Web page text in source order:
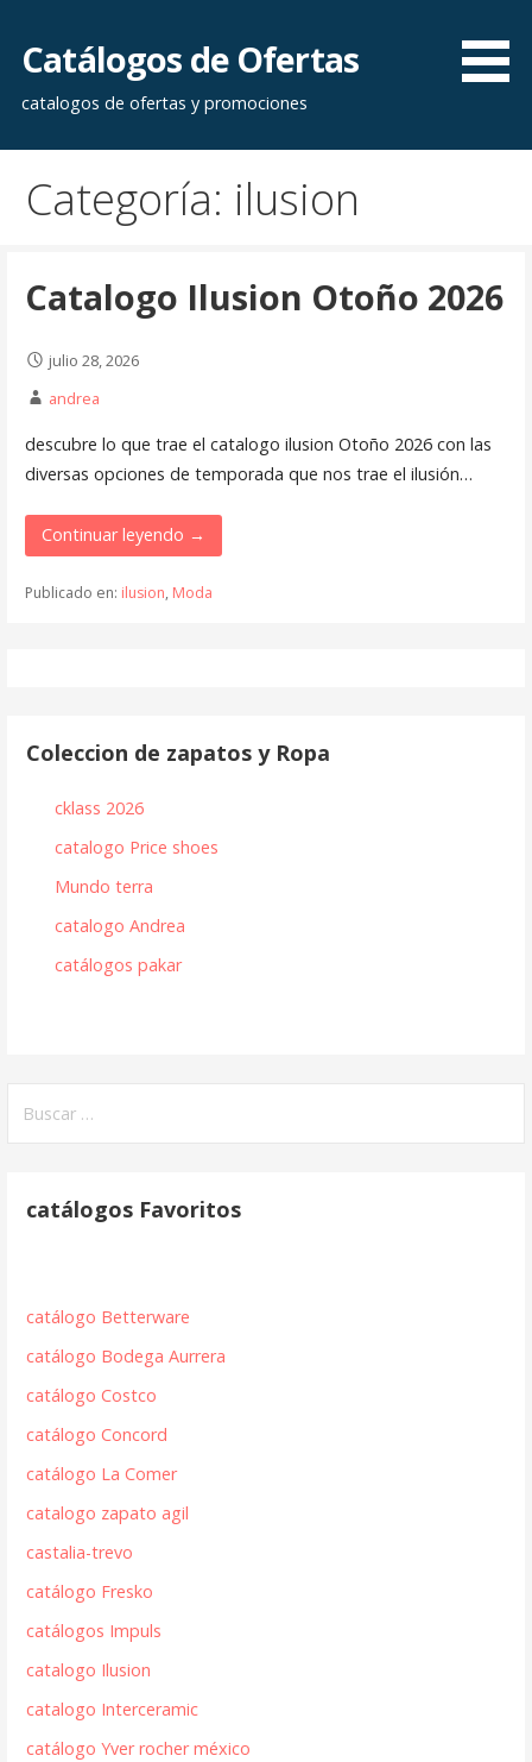
contenido
Catálogos de Ofertas
catalogos de ofertas y promociones
Categoría: ilusion
Catalogo Ilusion Otoño 2026
julio 28, 2026
andrea
descubre lo que trae el catalogo ilusion Otoño 2026 con las
diversas opciones de temporada que nos trae el ilusión…
Continuar leyendo →
Publicado en: ilusion, Moda
Coleccion de zapatos y Ropa
cklass 2026
catalogo Price shoes
Mundo terra
catalogo Andrea
catálogos pakar
catálogos Favoritos
catálogo Betterware
catálogo Bodega Aurrera
catálogo Costco
catálogo Concord
catálogo La Comer
catalogo zapato agil
castalia-trevo
catálogo Fresko
catálogos Impuls
catalogo Ilusion
catalogo Interceramic
catálogo Yver rocher méxico